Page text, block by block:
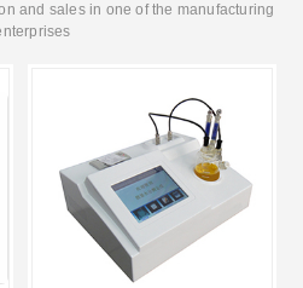
and sales in one of the manufacturing